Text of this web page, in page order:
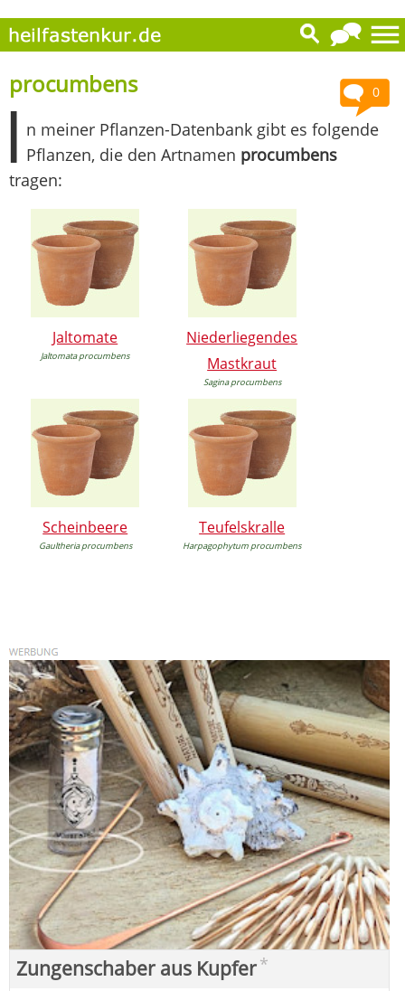
0
procumbens
I n meiner Pflanzen-Datenbank gibt es folgende
Pflanzen, die den Artnamen procumbens
tragen:
Jaltomate
Jaltomata procumbens
Niederliegendes
Mastkraut
Sagina procumbens
Scheinbeere
Gaultheria procumbens
Teufelskralle
Harpagophytum procumbens
Zungenschaber aus Kupfer*